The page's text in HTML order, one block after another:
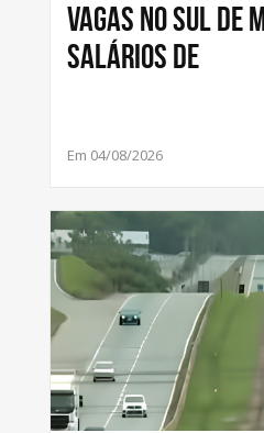
vagas no Sul de
salários de
Em 04/08/2026